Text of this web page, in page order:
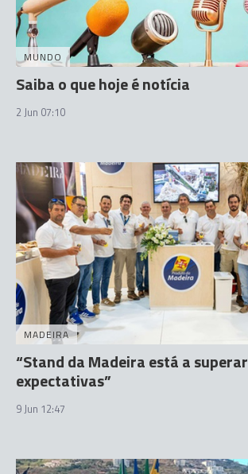
MUNDO
Saiba o que hoje é notícia
2 Jun 07:10
MADEIRA
“Stand da Madeira está a superar
expectativas”
9 Jun 12:47